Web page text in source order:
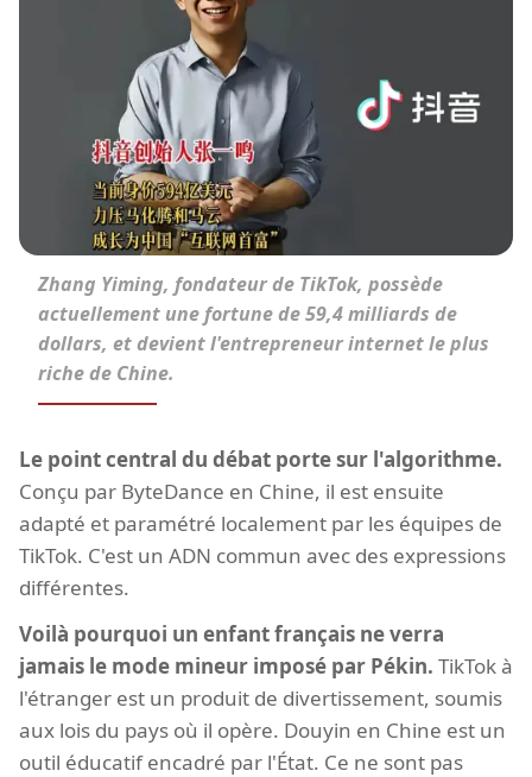
Zhang Yiming, fondateur de TikTok, possède
actuellement une fortune de 59,4 milliards de
dollars, et devient l'entrepreneur internet le plus
riche de Chine.
Le point central du débat porte sur l'algorithme.
Conçu par ByteDance en Chine, il est ensuite
adapté et paramétré localement par les équipes de
TikTok. C'est un ADN commun avec des expressions
différentes.
Voilà pourquoi un enfant français ne verra
jamais le mode mineur imposé par Pékin. TikTok à
l'étranger est un produit de divertissement, soumis
aux lois du pays où il opère. Douyin en Chine est un
outil éducatif encadré par l'État. Ce ne sont pas